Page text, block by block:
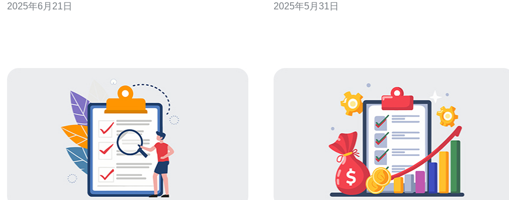
云服务器赌博是指利用云计算技术搭建的博彩平台，可以
2025年6月21日
增加客户满意度。 马来西亚云服务器具有严格的安全措
2025年5月31日